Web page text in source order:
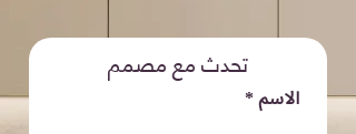
تحدث مع مصمم
الاسم